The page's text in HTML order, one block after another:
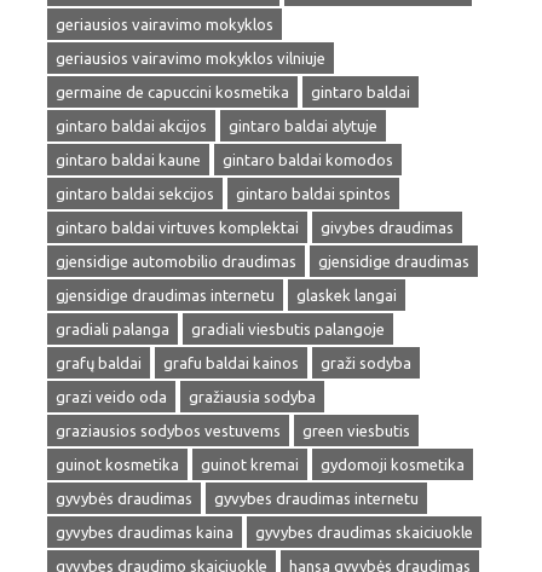
geriausios vairavimo mokyklos
geriausios vairavimo mokyklos vilniuje
germaine de capuccini kosmetika
gintaro baldai
gintaro baldai akcijos
gintaro baldai alytuje
gintaro baldai kaune
gintaro baldai komodos
gintaro baldai sekcijos
gintaro baldai spintos
gintaro baldai virtuves komplektai
givybes draudimas
gjensidige automobilio draudimas
gjensidige draudimas
gjensidige draudimas internetu
glaskek langai
gradiali palanga
gradiali viesbutis palangoje
grafų baldai
grafu baldai kainos
graži sodyba
grazi veido oda
gražiausia sodyba
graziausios sodybos vestuvems
green viesbutis
guinot kosmetika
guinot kremai
gydomoji kosmetika
gyvybės draudimas
gyvybes draudimas internetu
gyvybes draudimas kaina
gyvybes draudimas skaiciuokle
gyvybes draudimo skaiciuokle
hansa gyvybės draudimas